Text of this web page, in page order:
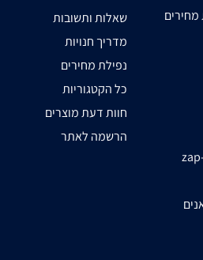
שאלות ותשובות
מדריך חנויות
נפילת מחירים
כל הקטגוריות
חוות דעת מוצרים
הרשמה לאתר